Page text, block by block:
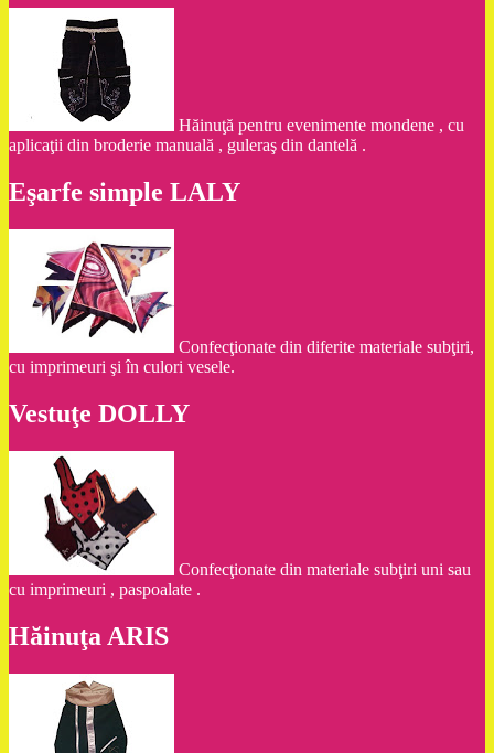
Hăinuţă pentru evenimente mondene , cu
aplicaţii din broderie manuală , guleraş din dantelă .
Eşarfe simple LALY
Confecţionate din diferite materiale subţiri,
cu imprimeuri şi în culori vesele.
Vestuţe DOLLY
Confecţionate din materiale subţiri uni sau
cu imprimeuri , paspoalate .
Hăinuţa ARIS